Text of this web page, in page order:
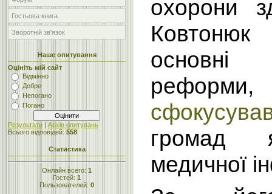
Гостьова книга
Зворотній зв'язок
Наше опитування
Оцініть мій сайт
Відмінно
Добре
Непогано
Погано
Результати | Архів опитувань
Всього відповідей: 558
Статистика
Онлайн всего: 1
Гостей: 1
Пользователей: 0
охорони
реформи,
громад
медичної